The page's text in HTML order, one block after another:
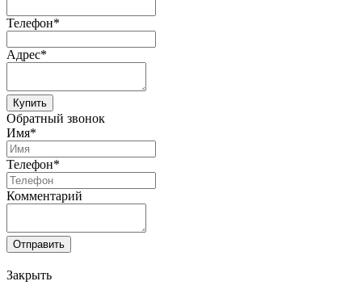
Телефон*
Адрес*
Купить
Обратный звонок
Имя*
Телефон*
Комментарий
Отправить
Закрыть